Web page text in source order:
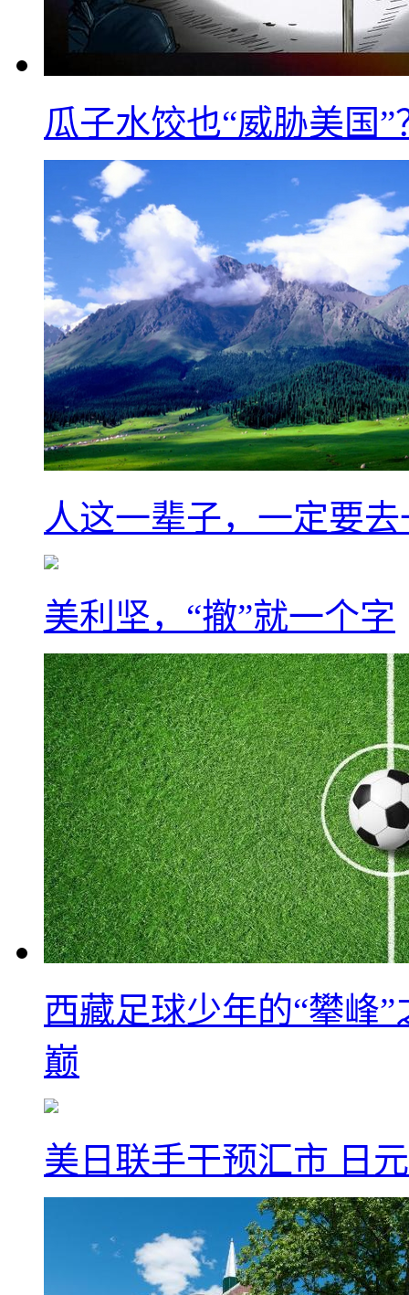
瓜子水饺也“威胁美国”
人这一辈子，一定要
美利坚，“撤”就一个字
西藏足球少年的“攀峰
巅
美日联手干预汇市 日